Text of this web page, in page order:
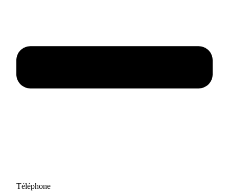
Téléphone